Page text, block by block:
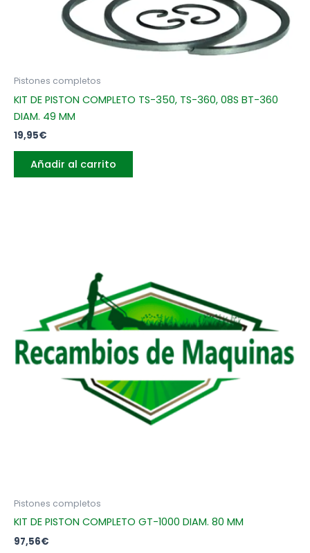
Pistones completos
KIT DE PISTON COMPLETO TS-350, TS-360, 08S BT-360
DIAM. 49 MM
19,95€
Añadir al carrito
Pistones completos
KIT DE PISTON COMPLETO GT-1000 DIAM. 80 MM
97,56€